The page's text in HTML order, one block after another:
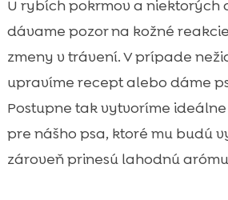
U rybích pokrmov a niektorých
dávame pozor na kožné
zmeny v trávení. V prípade
upravíme recept alebo dáme
Postupne tak vytvoríme
pre nášho psa, ktoré mu budú
zároveň prinesú lahodnú